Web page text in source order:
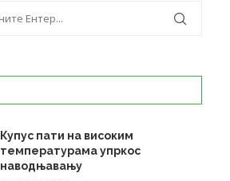
Купус пати на високим
температурама упркос
наводњавању